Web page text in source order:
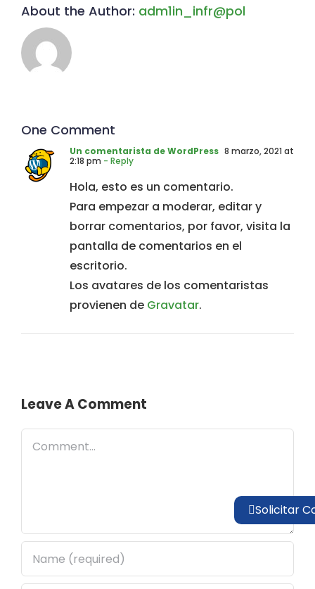
About the Author: adm1in_infr@pol
One Comment
Un comentarista de WordPress 8 marzo, 2021 at
2:18 pm - Reply
Hola, esto es un comentario.
Para empezar a moderar, editar y
borrar comentarios, por favor, visita la
pantalla de comentarios en el
escritorio.
Los avatares de los comentaristas
provienen de Gravatar.
Leave A Comment
Solicitar